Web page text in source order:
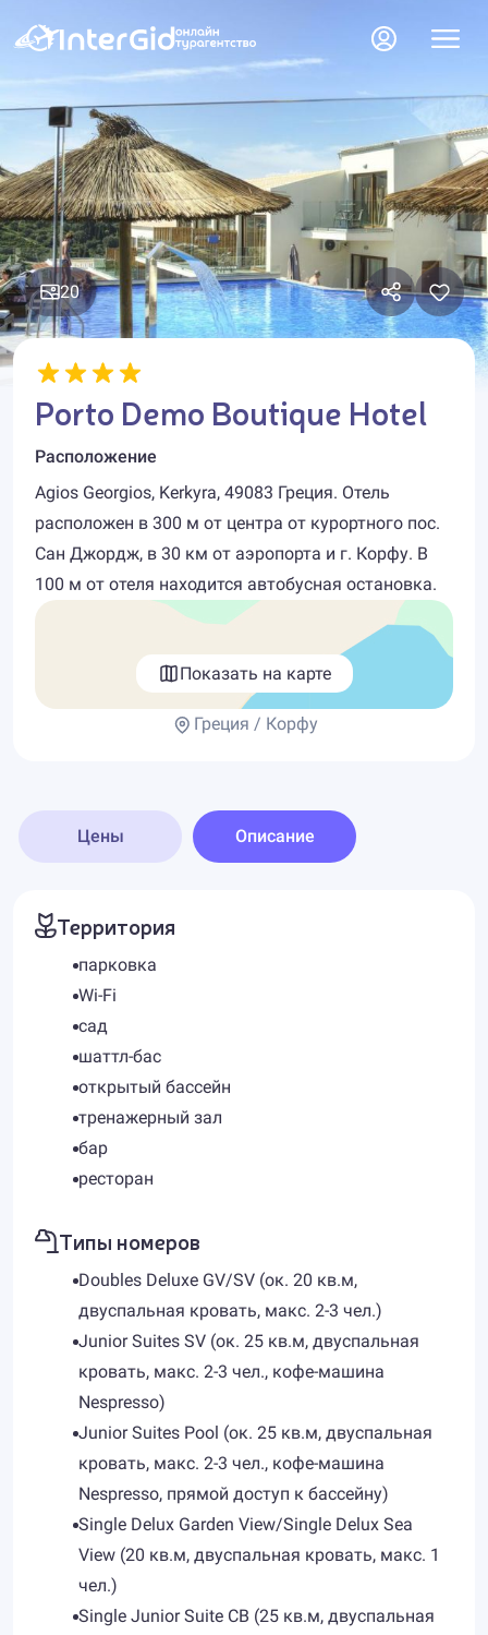
20
Porto Demo Boutique Hotel
Расположение
Agios Georgios, Kerkyra, 49083 Греция. Отель
расположен в 300 м от центра от курортного пос.
Сан Джордж, в 30 км от аэропорта и г. Корфу. В
100 м от отеля находится автобусная остановка.
Показать на карте
Греция / Корфу
Цены Описание
Территория
парковка
Wi-Fi
сад
шаттл-бас
открытый бассейн
тренажерный зал
бар
ресторан
Типы номеров
Doubles Deluxe GV/SV (ок. 20 кв.м,
двуспальная кровать, макс. 2-3 чел.)
Junior Suites SV (ок. 25 кв.м, двуспальная
кровать, макс. 2-3 чел., кофе-машина
Nespresso)
Junior Suites Pool (ок. 25 кв.м, двуспальная
кровать, макс. 2-3 чел., кофе-машина
Nespresso, прямой доступ к бассейну)
Single Delux Garden View/Single Delux Sea
View (20 кв.м, двуспальная кровать, макс. 1
чел.)
Single Junior Suite СВ (25 кв.м, двуспальная